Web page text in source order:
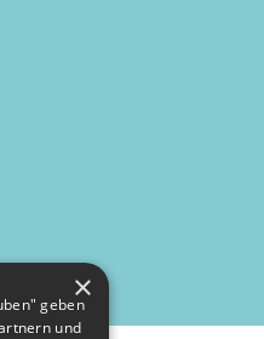
×
geben
und